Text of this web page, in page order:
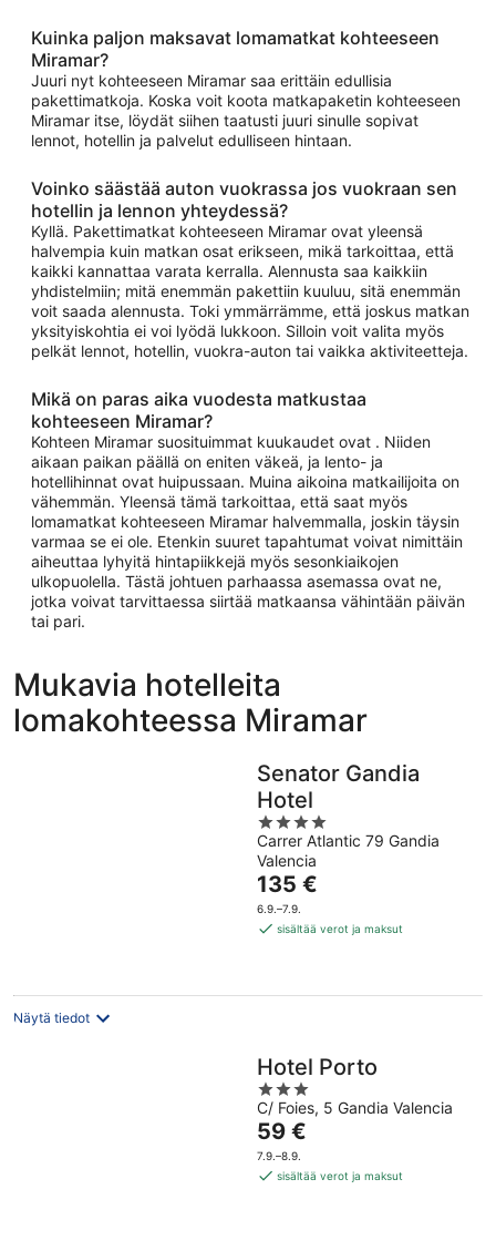
Kuinka paljon maksavat lomamatkat kohteeseen
Miramar?
Juuri nyt kohteeseen Miramar saa erittäin edullisia
pakettimatkoja. Koska voit koota matkapaketin kohteeseen
Miramar itse, löydät siihen taatusti juuri sinulle sopivat
lennot, hotellin ja palvelut edulliseen hintaan.
Voinko säästää auton vuokrassa jos vuokraan sen
hotellin ja lennon yhteydessä?
Kyllä. Pakettimatkat kohteeseen Miramar ovat yleensä
halvempia kuin matkan osat erikseen, mikä tarkoittaa, että
kaikki kannattaa varata kerralla. Alennusta saa kaikkiin
yhdistelmiin; mitä enemmän pakettiin kuuluu, sitä enemmän
voit saada alennusta. Toki ymmärrämme, että joskus matkan
yksityiskohtia ei voi lyödä lukkoon. Silloin voit valita myös
pelkät lennot, hotellin, vuokra-auton tai vaikka aktiviteetteja.
Mikä on paras aika vuodesta matkustaa
kohteeseen Miramar?
Kohteen Miramar suosituimmat kuukaudet ovat . Niiden
aikaan paikan päällä on eniten väkeä, ja lento- ja
hotellihinnat ovat huipussaan. Muina aikoina matkailijoita on
vähemmän. Yleensä tämä tarkoittaa, että saat myös
lomamatkat kohteeseen Miramar halvemmalla, joskin täysin
varmaa se ei ole. Etenkin suuret tapahtumat voivat nimittäin
aiheuttaa lyhyitä hintapiikkejä myös sesonkiaikojen
ulkopuolella. Tästä johtuen parhaassa asemassa ovat ne,
jotka voivat tarvittaessa siirtää matkaansa vähintään päivän
tai pari.
Mukavia hotelleita
lomakohteessa Miramar
Senator Gandia
Hotel
4
out
of
5
Carrer Atlantic 79 Gandia
Valencia
Hinta
on
135 €
135 €
6.9.–7.9.
sisältää verot ja maksut
Näytä tiedot
Hotel Porto
3
out
of
5
C/ Foies, 5 Gandia Valencia
Hinta
on
59 €
59 €
7.9.–8.9.
sisältää verot ja maksut